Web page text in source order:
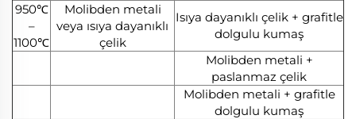
950℃
–
1100℃
Molibden metali
veya ısıya dayanıklı
çelik
Isıya dayanıklı çelik + grafitle
dolgulu kumaş
Molibden metali +
paslanmaz çelik
Molibden metali + grafitle
dolgulu kumaş